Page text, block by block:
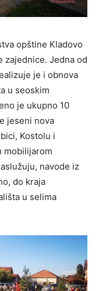
opštine Kladovo
zajednice. Jedna od
je i obnova
u seoskim
je ukupno 10
jeseni nova
Kostolu i
mobilijarom
navode iz
do kraja
u selima